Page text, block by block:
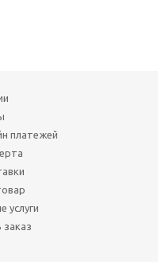
платежей
услуги